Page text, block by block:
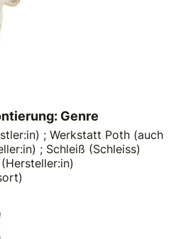
Genre
;Werkstatt Poth (auch
; Schleiß (Schleiss)